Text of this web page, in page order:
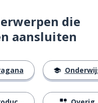
die
aansluiten